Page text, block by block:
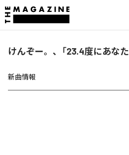
けんぞー。、「23.4度にあな
新曲情報